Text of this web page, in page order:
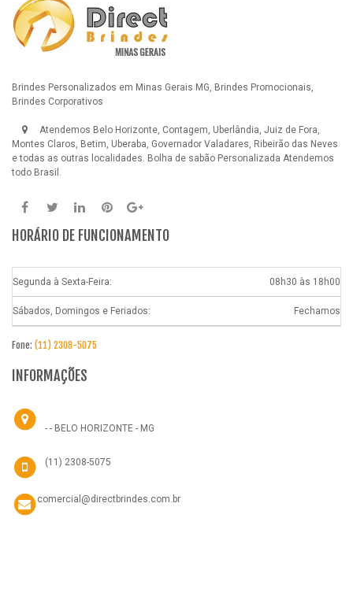
Brindes Personalizados em Minas Gerais MG, Brindes Promocionais,
Brindes Corporativos
Atendemos Belo Horizonte, Contagem, Uberlândia, Juiz de Fora,
Montes Claros, Betim, Uberaba, Governador Valadares, Ribeirão das Neves
e todas as outras localidades. Bolha de sabão Personalizada Atendemos
todo Brasil.
HORÁRIO DE FUNCIONAMENTO
Segunda à Sexta-Feira: 08h30 às 18h00
Sábados, Domingos e Feriados: Fechamos
Fone: (11) 2308-5075
INFORMAÇÕES
- - BELO HORIZONTE - MG
(11) 2308-5075
comercial@directbrindes.com.br